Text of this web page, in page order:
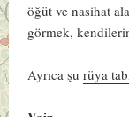
öğüt ve nasihat
görmek,
Ayrıca şurüya